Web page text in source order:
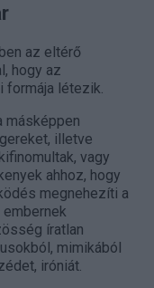
az eltérő
hogy az
formája létezik.
másképpen
illetve
vagy
ahhoz, hogy
megnehezíti a
íratlan
mimikából
iróniát.